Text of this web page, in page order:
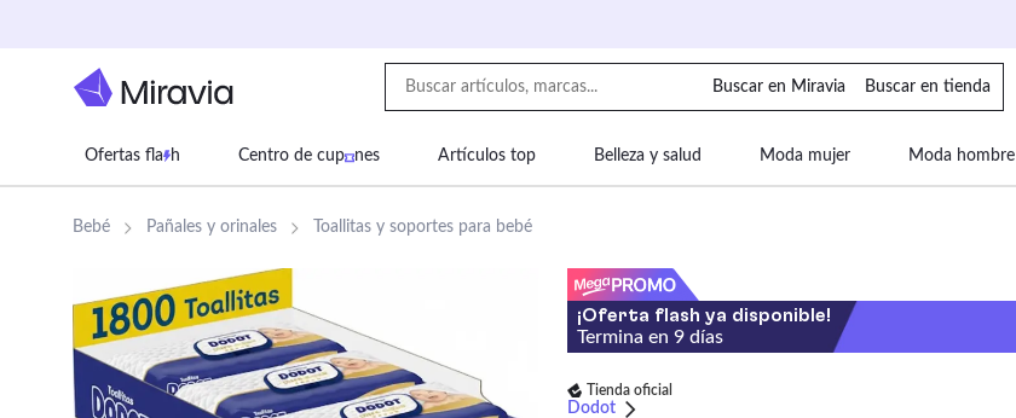
Buscar en Miravia Buscar en tienda
Ofertas fla h Centro de cup nes Artículos top Belleza y salud Moda mujer Moda hombre
Supermercado Juguetes Deportes Equipaje
Bebé Pañales y orinales Toallitas y soportes para bebé
¡Oferta flash ya disponible!
Termina en 9 días
Tienda oficial
Dodot